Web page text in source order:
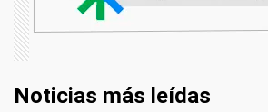
Noticias más leídas